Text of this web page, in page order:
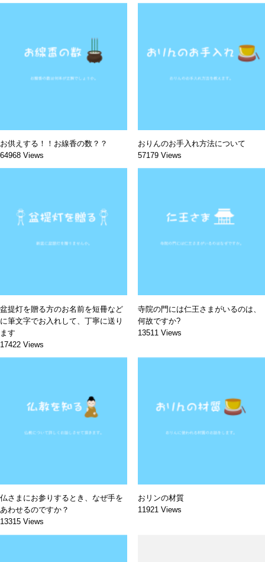
お供えする！！お線香の数？？
64968 Views
おりんのお手入れ方法について
57179 Views
盆提灯を贈る方のお名前を短冊など
に筆文字でお入れして、丁寧に送り
ます
17422 Views
寺院の門には仁王さまがいるのは、
何故ですか?
13511 Views
仏さまにお参りするとき、なぜ手を
あわせるのですか？
13315 Views
おリンの材質
11921 Views